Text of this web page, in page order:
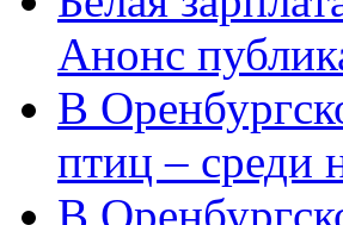
Анонс
В
птиц – среди
В